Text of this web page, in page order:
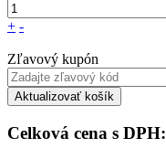
+ -
Zľavový kupón
Aktualizovať košík
Celková cena s DPH: